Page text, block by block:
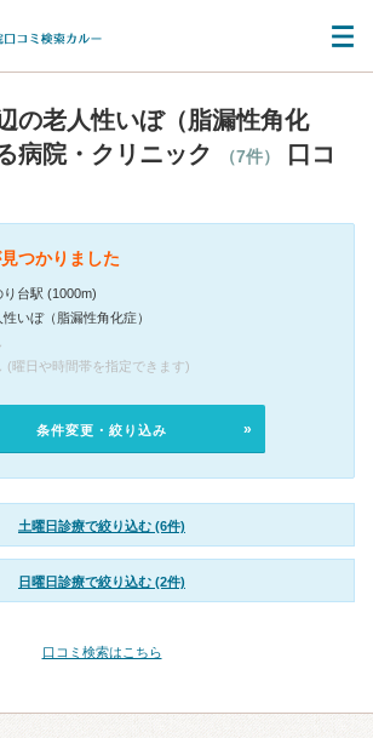
の老人性いぼ（脂漏性角化
病院・クリニック
（7件）
口コ
つかりました
り台駅 (1000m)
性いぼ（脂漏性角化症）
(曜日や時間帯を指定できます)
条件変更・絞り込み
土曜日診療で絞り込む (6件)
日曜日診療で絞り込む (2件)
口コミ検索はこちら